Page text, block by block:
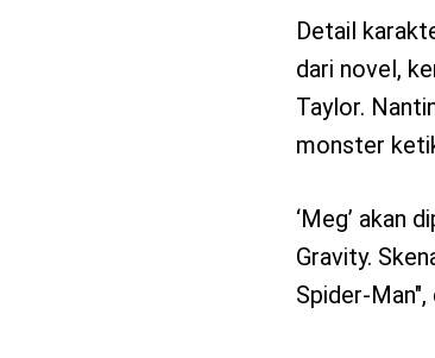
Detail
dari novel,
Taylor.
monster
‘Meg’ akan
Gravity.
Spider-Man",